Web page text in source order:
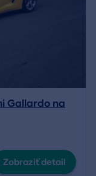
Gallardo na
Zobraziť detail